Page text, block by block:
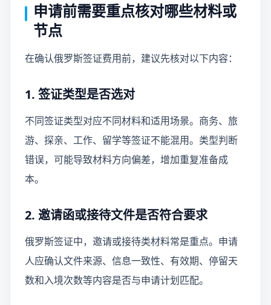
申请前需要重点核对哪些材料或
节点
在确认俄罗斯签证费用前，建议先核对以下内容：
1. 签证类型是否选对
不同签证类型对应不同材料和适用场景。商务、旅
游、探亲、工作、留学等签证不能混用。类型判断
错误，可能导致材料方向偏差，增加重复准备成
本。
2. 邀请函或接待文件是否符合要求
俄罗斯签证中，邀请或接待类材料常是重点。申请
人应确认文件来源、信息一致性、有效期、停留天
数和入境次数等内容是否与申请计划匹配。